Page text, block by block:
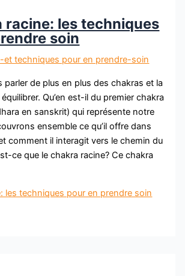
racine: les techniques
soin
parler de plus en plus des chakras et la
Qu’en est-il du premier chakra
en sanskrit) qui représente notre
ensemble ce qu’il offre dans
comment il interagit vers le chemin du
ce que le chakra racine? Ce chakra
les techniques pour en prendre soin